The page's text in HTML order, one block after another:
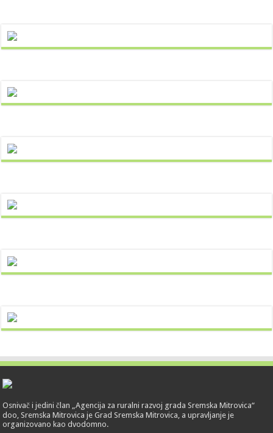
Osnivač i jedini član „Agencija za ruralni razvoj grada Sremska Mitrovica“
doo, Sremska Mitrovica je Grad Sremska Mitrovica, a upravljanje je
organizovano kao dvodomno.